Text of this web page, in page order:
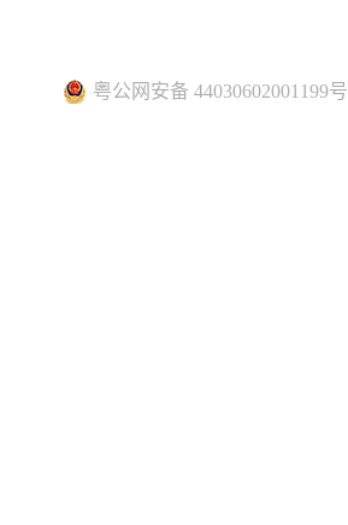
粤公网安备 44030602001199号